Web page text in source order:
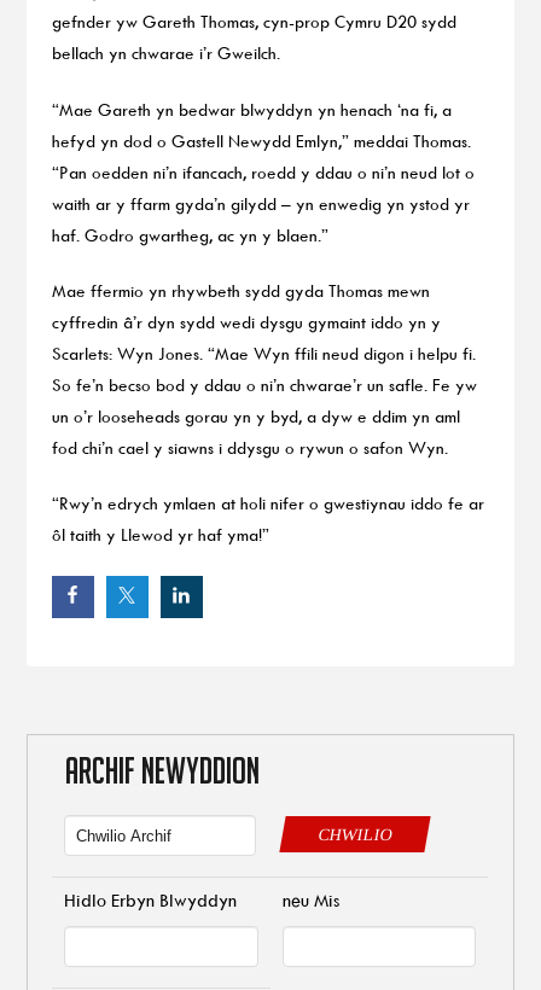
gefnder yw Gareth Thomas, cyn-prop Cymru D20 sydd
bellach yn chwarae i’r Gweilch.
“Mae Gareth yn bedwar blwyddyn yn henach ‘na fi, a
hefyd yn dod o Gastell Newydd Emlyn,” meddai Thomas.
“Pan oedden ni’n ifancach, roedd y ddau o ni’n neud lot o
waith ar y ffarm gyda’n gilydd – yn enwedig yn ystod yr
haf. Godro gwartheg, ac yn y blaen.”
Mae ffermio yn rhywbeth sydd gyda Thomas mewn
cyffredin â’r dyn sydd wedi dysgu gymaint iddo yn y
Scarlets: Wyn Jones. “Mae Wyn ffili neud digon i helpu fi.
So fe’n becso bod y ddau o ni’n chwarae’r un safle. Fe yw
un o’r looseheads gorau yn y byd, a dyw e ddim yn aml
fod chi’n cael y siawns i ddysgu o rywun o safon Wyn.
“Rwy’n edrych ymlaen at holi nifer o gwestiynau iddo fe ar
ôl taith y Llewod yr haf yma!”
ARCHIF NEWYDDION
CHWILIO
Hidlo Erbyn Blwyddyn neu Mis